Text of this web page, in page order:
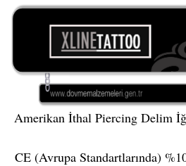
Amerikan İthal Piercing Delim
CE (Avrupa Standartlarında)